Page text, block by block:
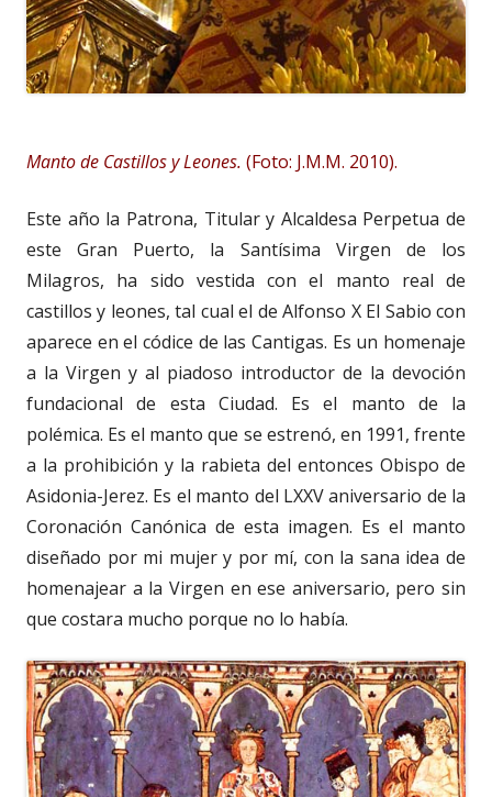
Manto de Castillos y Leones. (Foto: J.M.M. 2010).
Este año la Patrona, Titular y Alcaldesa Perpetua de
este Gran Puerto, la Santísima Virgen de los
Milagros, ha sido vestida con el manto real de
castillos y leones, tal cual el de Alfonso X El Sabio con
aparece en el códice de las Cantigas. Es un homenaje
a la Virgen y al piadoso introductor de la devoción
fundacional de esta Ciudad. Es el manto de la
polémica. Es el manto que se estrenó, en 1991, frente
a la prohibición y la rabieta del entonces Obispo de
Asidonia-Jerez. Es el manto del LXXV aniversario de la
Coronación Canónica de esta imagen. Es el manto
diseñado por mi mujer y por mí, con la sana idea de
homenajear a la Virgen en ese aniversario, pero sin
que costara mucho porque no lo había.